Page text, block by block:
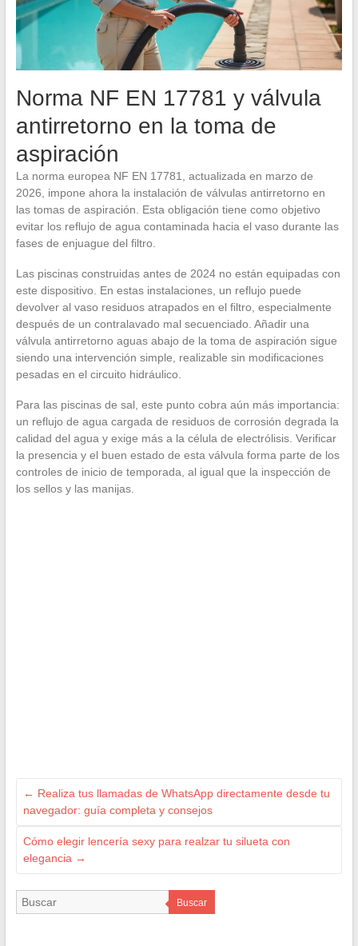
Norma NF EN 17781 y válvula
antirretorno en la toma de
aspiración
La norma europea NF EN 17781, actualizada en marzo de
2026, impone ahora la instalación de válvulas antirretorno en
las tomas de aspiración. Esta obligación tiene como objetivo
evitar los reflujo de agua contaminada hacia el vaso durante las
fases de enjuague del filtro.
Las piscinas construidas antes de 2024 no están equipadas con
este dispositivo. En estas instalaciones, un reflujo puede
devolver al vaso residuos atrapados en el filtro, especialmente
después de un contralavado mal secuenciado. Añadir una
válvula antirretorno aguas abajo de la toma de aspiración sigue
siendo una intervención simple, realizable sin modificaciones
pesadas en el circuito hidráulico.
Para las piscinas de sal, este punto cobra aún más importancia:
un reflujo de agua cargada de residuos de corrosión degrada la
calidad del agua y exige más a la célula de electrólisis. Verificar
la presencia y el buen estado de esta válvula forma parte de los
controles de inicio de temporada, al igual que la inspección de
los sellos y las manijas.
← Realiza tus llamadas de WhatsApp directamente desde tu
navegador: guía completa y consejos
Cómo elegir lencería sexy para realzar tu silueta con
elegancia →
Buscar